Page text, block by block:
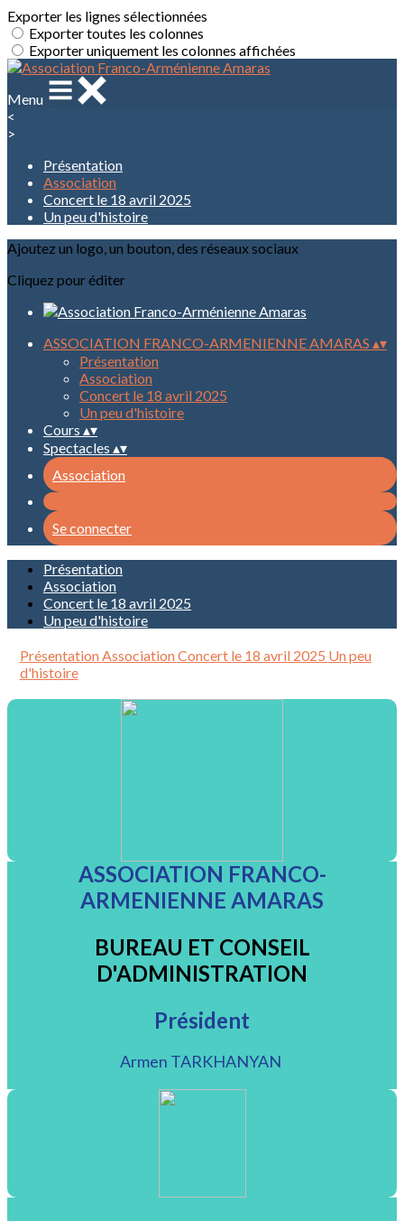
Exporter les lignes sélectionnées
Exporter toutes les colonnes
Exporter uniquement les colonnes affichées
Menu
<
>
Présentation
Association
Concert le 18 avril 2025
Un peu d'histoire
Ajoutez un logo, un bouton, des réseaux sociaux
Cliquez pour éditer
ASSOCIATION FRANCO-ARMENIENNE AMARAS ▴▾
Présentation
Association
Concert le 18 avril 2025
Un peu d'histoire
Cours ▴▾
Spectacles ▴▾
Association
Se connecter
Présentation
Association
Concert le 18 avril 2025
Un peu d'histoire
PrésentationAssociationConcert le 18 avril 2025 Un peu
d'histoire
ASSOCIATION FRANCO-
ARMENIENNE AMARAS
BUREAU ET CONSEIL
D'ADMINISTRATION
Président
Armen TARKHANYAN